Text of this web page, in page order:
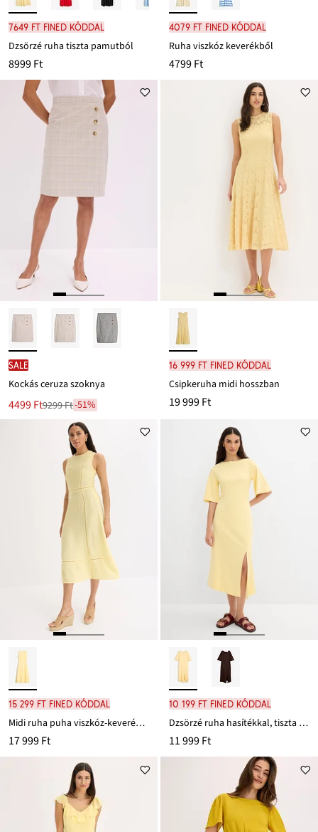
7649 Ft FINED kóddal
Dzsörzé ruha tiszta pamutból
8999 Ft
4079 Ft FINED kóddal
Ruha viszkóz keverékből
4799 Ft
SALE
Kockás ceruza szoknya
Új
ár
4499 Ft
Leárazva9299 Ft-51%
16 999 Ft FINED kóddal
Csipkeruha midi hosszban
19 999 Ft
15 299 Ft FINED kóddal
Midi ruha puha viszkóz-keverékből
17 999 Ft
10 199 Ft FINED kóddal
Dzsörzé ruha hasítékkal, tiszta bio-pamutból
11 999 Ft